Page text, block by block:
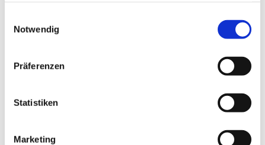
Notwendig
Präferenzen
Statistiken
Marketing